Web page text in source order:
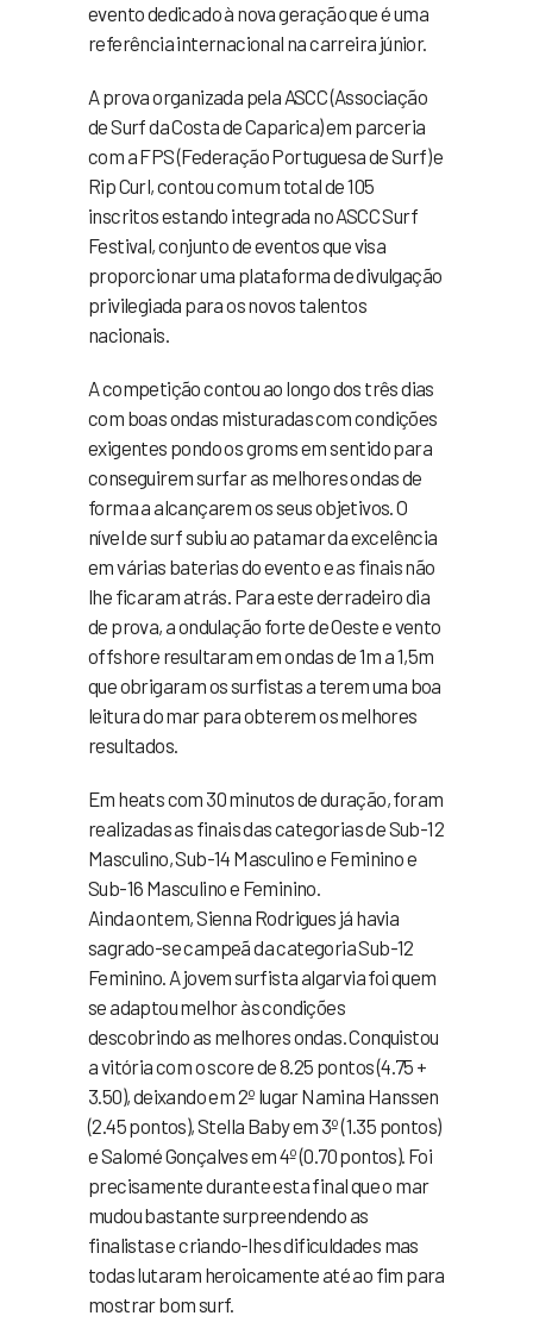
evento dedicado à nova geração que é uma
referência internacional na carreira júnior.
A prova organizada pela ASCC (Associação
de Surf da Costa de Caparica) em parceria
com a FPS (Federação Portuguesa de Surf) e
Rip Curl, contou com um total de 105
inscritos estando integrada no ASCC Surf
Festival, conjunto de eventos que visa
proporcionar uma plataforma de divulgação
privilegiada para os novos talentos
nacionais.
A competição contou ao longo dos três dias
com boas ondas misturadas com condições
exigentes pondo os groms em sentido para
conseguirem surfar as melhores ondas de
forma a alcançarem os seus objetivos. O
nível de surf subiu ao patamar da excelência
em várias baterias do evento e as finais não
lhe ficaram atrás. Para este derradeiro dia
de prova, a ondulação forte de Oeste e vento
offshore resultaram em ondas de 1m a 1,5m
que obrigaram os surfistas a terem uma boa
leitura do mar para obterem os melhores
resultados.
Em heats com 30 minutos de duração, foram
realizadas as finais das categorias de Sub-12
Masculino, Sub-14 Masculino e Feminino e
Sub-16 Masculino e Feminino.
Ainda ontem, Sienna Rodrigues já havia
sagrado-se campeã da categoria Sub-12
Feminino. A jovem surfista algarvia foi quem
se adaptou melhor às condições
descobrindo as melhores ondas. Conquistou
a vitória com o score de 8.25 pontos (4.75 +
3.50), deixando em 2º lugar Namina Hanssen
(2.45 pontos), Stella Baby em 3º (1.35 pontos)
e Salomé Gonçalves em 4º (0.70 pontos). Foi
precisamente durante esta final que o mar
mudou bastante surpreendendo as
finalistas e criando-lhes dificuldades mas
todas lutaram heroicamente até ao fim para
mostrar bom surf.